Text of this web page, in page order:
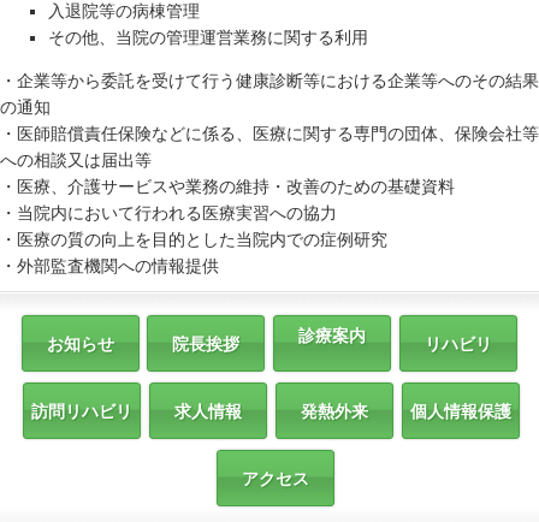
入退院等の病棟管理
その他、当院の管理運営業務に関する利用
・企業等から委託を受けて行う健康診断等における企業等へのその結果
の通知
・医師賠償責任保険などに係る、医療に関する専門の団体、保険会社等
への相談又は届出等
・医療、介護サービスや業務の維持・改善のための基礎資料
・当院内において行われる医療実習への協力
・医療の質の向上を目的とした当院内での症例研究
・外部監査機関への情報提供
お知らせ 院長挨拶 診療案内 リハビリ
訪問リハビリ 求人情報 発熱外来 個人情報保護
アクセス